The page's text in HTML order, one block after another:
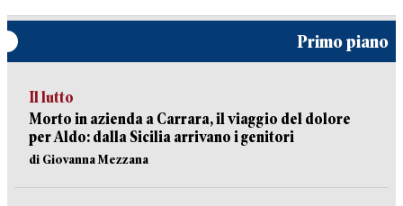
Primo piano
Il lutto
Morto in azienda a Carrara, il viaggio del dolore
per Aldo: dalla Sicilia arrivano i genitori
di Giovanna Mezzana